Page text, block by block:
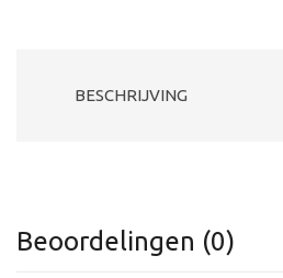
BESCHRIJVING
Beoordelingen (0)